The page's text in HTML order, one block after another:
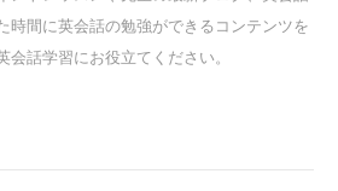
時間に英会話の勉強ができるコンテンツを
話学習にお役立てください。